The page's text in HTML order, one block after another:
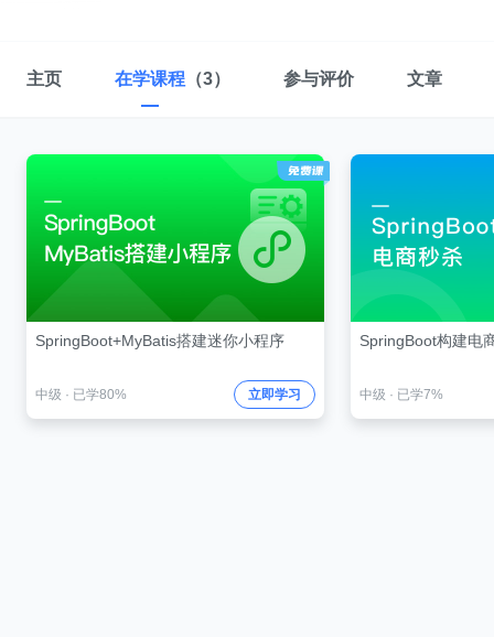
主页 在学课程 （3） 参与评价 文章
SpringBoot+MyBatis搭建迷你小程序
中级 · 已学80% 立即学习
SpringBoot构建电
中级 · 已学7%